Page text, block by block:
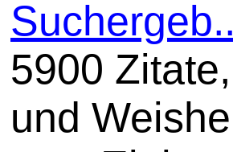
5900
und